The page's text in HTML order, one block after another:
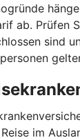
ab. Prüfen
sind
im